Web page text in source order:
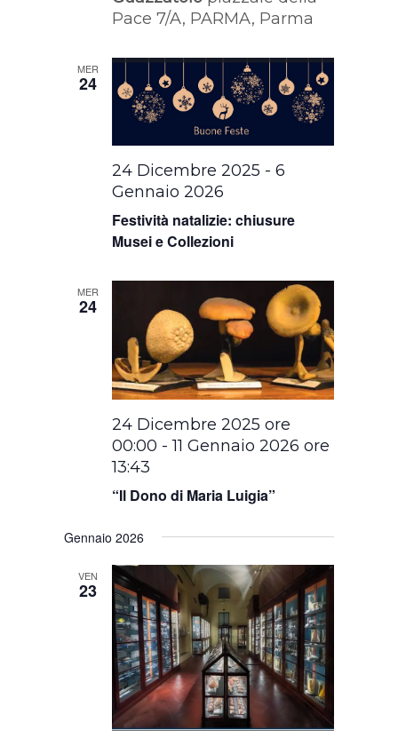
Pace 7/A, PARMA, Parma
MER
24
Festività natalizie: chiusure
Musei e Collezioni
24 Dicembre 2025 -6
Gennaio 2026
MER
24
“Il Dono di Maria Luigia”
24 Dicembre 2025 ore
00:00 -11 Gennaio 2026 ore
13:43
Gennaio 2026
VEN
23